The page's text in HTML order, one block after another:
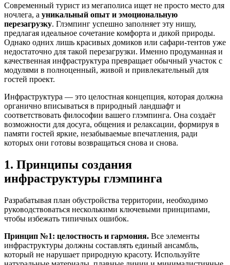
Современный турист из мегаполиса ищет не просто место для
ночлега, а уникальный опыт и эмоциональную
перезагрузку. Глэмпинг успешно заполняет эту нишу,
предлагая идеальное сочетание комфорта и дикой природы.
Однако одних лишь красивых домиков или сафари-тентов уже
недостаточно для такой перезагрузки. Именно продуманная и
качественная инфраструктура превращает обычный участок с
модулями в полноценный, живой и привлекательный для
гостей проект.
Инфраструктура — это целостная концепция, которая должна
органично вписываться в природный ландшафт и
соответствовать философии вашего глэмпинга. Она создаёт
возможности для досуга, общения и релаксации, формируя в
памяти гостей яркие, незабываемые впечатления, ради
которых они готовы возвращаться снова и снова.
1. Принципы создания
инфраструктуры глэмпинга
Разрабатывая план обустройства территории, необходимо
руководствоваться несколькими ключевыми принципами,
чтобы избежать типичных ошибок.
Принцип №1: целостность и гармония. Все элементы
инфраструктуры должны составлять единый ансамбль,
который не нарушает природную красоту. Используйте